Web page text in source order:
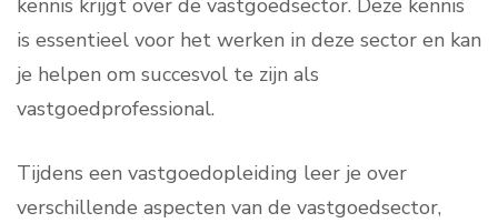
kennis krijgt over de vastgoedsector. Deze kennis
is essentieel voor het werken in deze sector en kan
je helpen om succesvol te zijn als
vastgoedprofessional.
Tijdens een vastgoedopleiding leer je over
verschillende aspecten van de vastgoedsector,